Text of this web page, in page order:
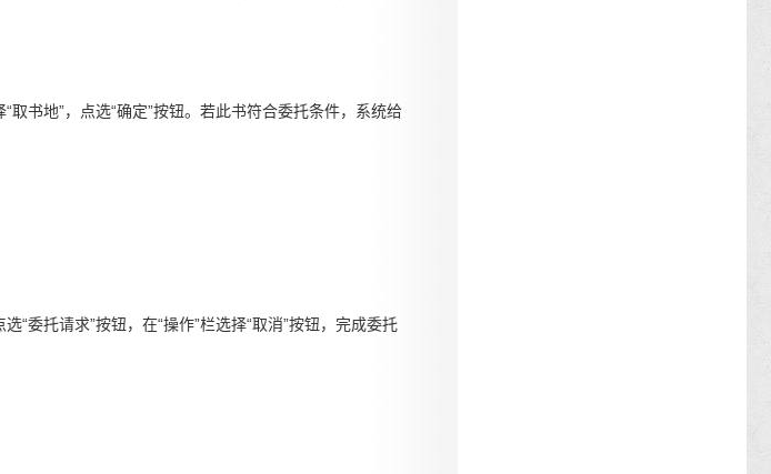
取书地”，点选“确定”按钮。若此书符合委托条件，系统给
“委托请求”按钮，在“操作”栏选择“取消”按钮，完成委托